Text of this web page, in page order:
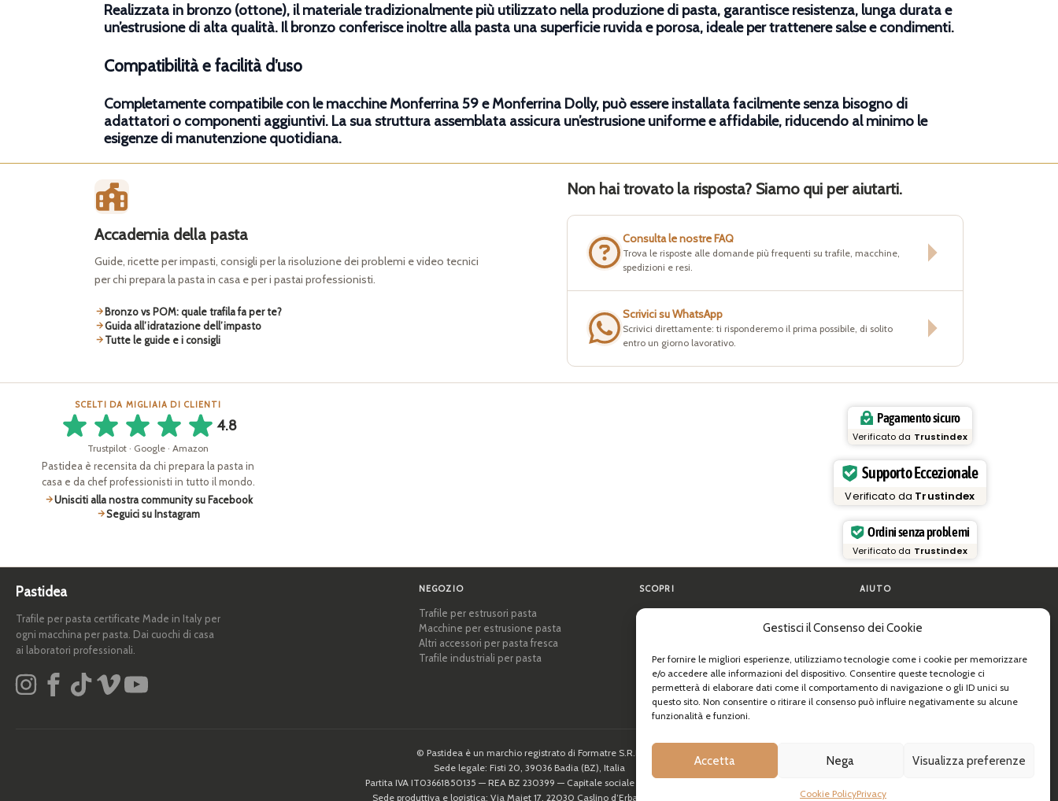
Gestisci il Consenso dei Cookie
Per fornire le migliori esperienze, utilizziamo tecnologie come i cookie per memorizzare
e/o accedere alle informazioni del dispositivo. Consentire queste tecnologie ci
permetterà di elaborare dati come il comportamento di navigazione o gli ID unici su
questo sito. Non consentire o ritirare il consenso può influire negativamente su alcune
funzionalità e funzioni.
Accetta Nega Visualizza preferenze
Cookie PolicyPrivacy
Realizzata in bronzo (ottone), il materiale tradizionalmente più utilizzato nella produzione di pasta, garantisce resistenza, lunga durata e
un’estrusione di alta qualità. Il bronzo conferisce inoltre alla pasta una superficie ruvida e porosa, ideale per trattenere salse e condimenti.
Compatibilità e facilità d’uso
Completamente compatibile con le macchine Monferrina 59 e Monferrina Dolly, può essere installata facilmente senza bisogno di
adattatori o componenti aggiuntivi. La sua struttura assemblata assicura un’estrusione uniforme e affidabile, riducendo al minimo le
esigenze di manutenzione quotidiana.
Accademia della pasta
Guide, ricette per impasti, consigli per la risoluzione dei problemi e video tecnici
per chi prepara la pasta in casa e per i pastai professionisti.
Bronzo vs POM: quale trafila fa per te?
Guida all’idratazione dell’impasto
Tutte le guide e i consigli
Non hai trovato la risposta? Siamo qui per aiutarti.
Consulta le nostre FAQ
Trova le risposte alle domande più frequenti su trafile, macchine,
spedizioni e resi.
Scrivici su WhatsApp
Scrivici direttamente: ti risponderemo il prima possibile, di solito
entro un giorno lavorativo.
SCELTI DA MIGLIAIA DI CLIENTI
4.8
Trustpilot · Google · Amazon
Pastidea è recensita da chi prepara la pasta in
casa e da chef professionisti in tutto il mondo.
Unisciti alla nostra community su Facebook
Seguici su Instagram
Pagamento sicuro
Verificato da Trustindex
Supporto Eccezionale
Verificato da Trustindex
Ordini senza problemi
Verificato da Trustindex
Pastidea
Trafile per pasta certificate Made in Italy per
ogni macchina per pasta. Dai cuochi di casa
ai laboratori professionali.
NEGOZIO
Trafile per estrusori pasta
Macchine per estrusione pasta
Altri accessori per pasta fresca
Trafile industriali per pasta
SCOPRI
Certificazioni
Ricette
Professionisti e B2B
Chi siamo
AIUTO
Contattaci
Info spedizioni
Resi
© Pastidea è un marchio registrato di Formatre S.R.L.
Sede legale: Fisti 20, 39036 Badia (BZ), Italia
Partita IVA IT03661850135 — REA BZ 230399 — Capitale sociale 10.000,00€
Sede produttiva e logistica: Via Majet 17, 22030 Caslino d’Erba (CO), Italia